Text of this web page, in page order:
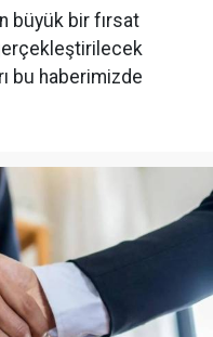
büyük bir fırsat
bu haberimizde